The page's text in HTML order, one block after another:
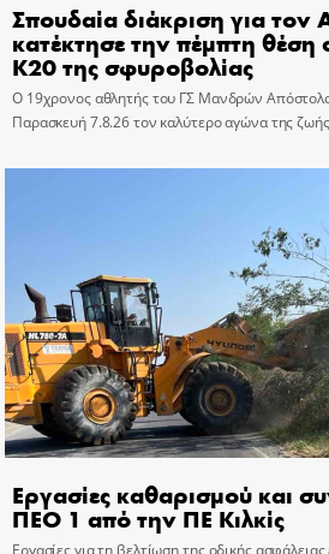
Σπουδαία διάκριση για τον
κατέκτησε την πέμπτη
Κ20 της σφυροβολίας
Ο 19χρονος αθλητής του ΓΣ Μανδρών
Παρασκευή 7.8.26 τον καλύτερο αγώνα της
Εργασίες καθαρισμού και
ΠΕΟ 1 από την ΠΕ Κιλκίς
Εργασίες για τη βελτίωση της οδικής